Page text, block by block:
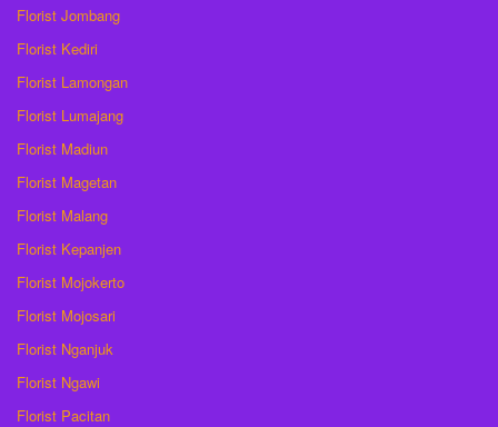
Florist Jombang
Florist Kediri
Florist Lamongan
Florist Lumajang
Florist Madiun
Florist Magetan
Florist Malang
Florist Kepanjen
Florist Mojokerto
Florist Mojosari
Florist Nganjuk
Florist Ngawi
Florist Pacitan